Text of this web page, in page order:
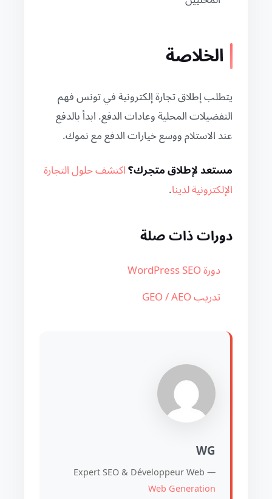
الخلاصة
يتطلب إطلاق تجارة إلكترونية في تونس فهم
التفضيلات المحلية وعادات الدفع. ابدأ بالدفع
عند الاستلام ووسع خيارات الدفع مع نموك.
مستعد لإطلاق متجرك؟اكتشف حلول التجارة
الإلكترونية لدينا.
دورات ذات صلة
دورة WordPress SEO
تدريب GEO / AEO
WG
Expert SEO & Développeur Web —
Web Generation